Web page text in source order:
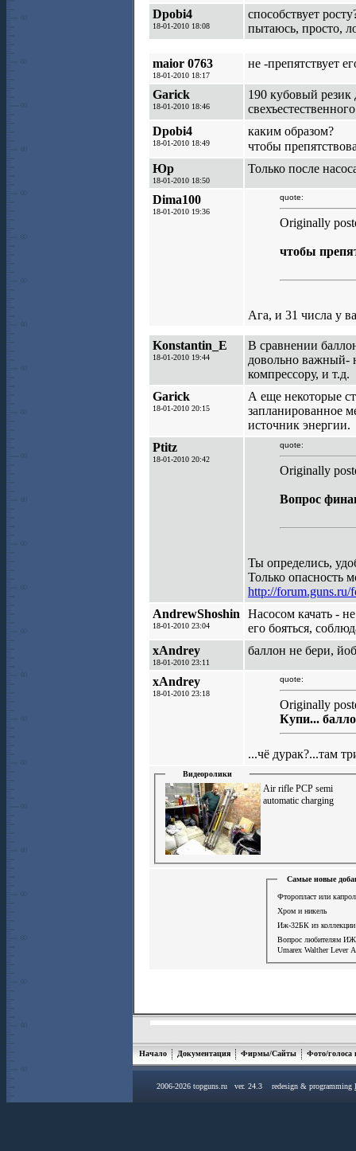
Dpobi4
18-01-2010 18:08
способствует
пытаюсь, просто,
maior 0763
18-01-2010 18:17
не -препятствует
Garick
18-01-2010 18:46
190 кубовый резик
Dpobi4
18-01-2010 18:49
каким образом?
чтобы
Юр
18-01-2010 18:50
Только после
Dima100
18-01-2010 19:36
quote:
Originally
чтобы
Ага, и 31 числа у
Konstantin_E
18-01-2010 19:44
В сравнении
довольно важный-
компрессору, и т.д.
Garick
18-01-2010 20:15
А еще некоторые
запланированное
источник энергии.
Ptitz
18-01-2010 20:42
quote:
Originally
Вопрос
Ты определись,
Только опасность
http://forum.guns.ru/
AndrewShoshin
18-01-2010 23:04
Насосом качать -
его бояться,
xAndrey
18-01-2010 23:11
баллон не бери,
xAndrey
18-01-2010 23:18
quote:
Originally
Купи...
...чё дурак?...там
Видеоролики
Air rifle PCP semi
automatic charging
Самые новые
Фторопласт или
Хром и никель
Иж-32БК из
Вопрос любителям
Umarex Walther Lever
Начало Документация Фирмы/Сайты Фото/голоса
2006-2026 topguns.ru ver. 24.3 redesign & programming